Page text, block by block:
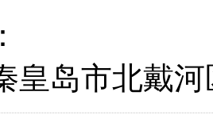
皇岛市北戴河